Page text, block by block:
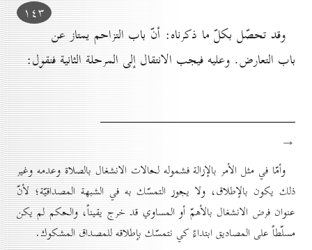
۱٤۳
وقد تحصّل بكلّ ما ذكرناه: أنّ باب التزاحم يمتاز عن
باب التعارض. وعليه فيجب الانتقال إلى المرحلة الثانية فنقول:
→
وأمّا في مثل الأمر بالإزالة فشموله لحالات الانشغال بالصلاة وعدمه وغير
ذلك يكون بالإطلاق، ولا يجوز التمسّك به في الشبهة المصداقيّة؛ لأنّ
عنوان فرض الانشغال بالأهمّ أو المساوي قد خرج يقيناً، والحكم لم يكن
مسلّطاً على المصاديق ابتداءً كي نتمسّك بإطلاقه للمصداق المشكوك.